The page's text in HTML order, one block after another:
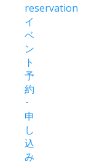
reservation
イ
ベ
ン
ト
予
約
･
申
し
込
み